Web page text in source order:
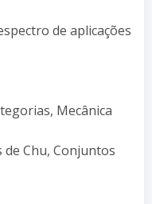
de aplicações
Mecânica
de Chu, Conjuntos